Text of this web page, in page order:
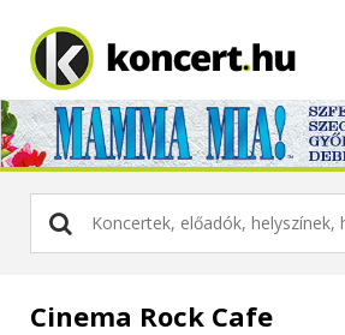
Cinema Rock Cafe